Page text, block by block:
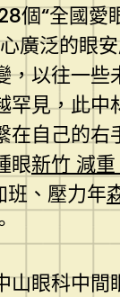
個“全國愛
廣泛的眼
，以往一些
罕見，此中
在自己的右
眼新竹 減
班、壓力年
山眼科中間